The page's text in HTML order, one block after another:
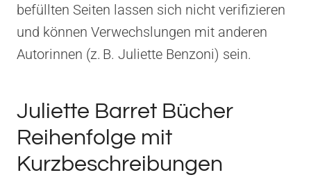
befüllten Seiten lassen sich nicht verifizieren
und können Verwechslungen mit anderen
Autorinnen (z. B. Juliette Benzoni) sein.
Juliette Barret Bücher
Reihenfolge mit
Kurzbeschreibungen